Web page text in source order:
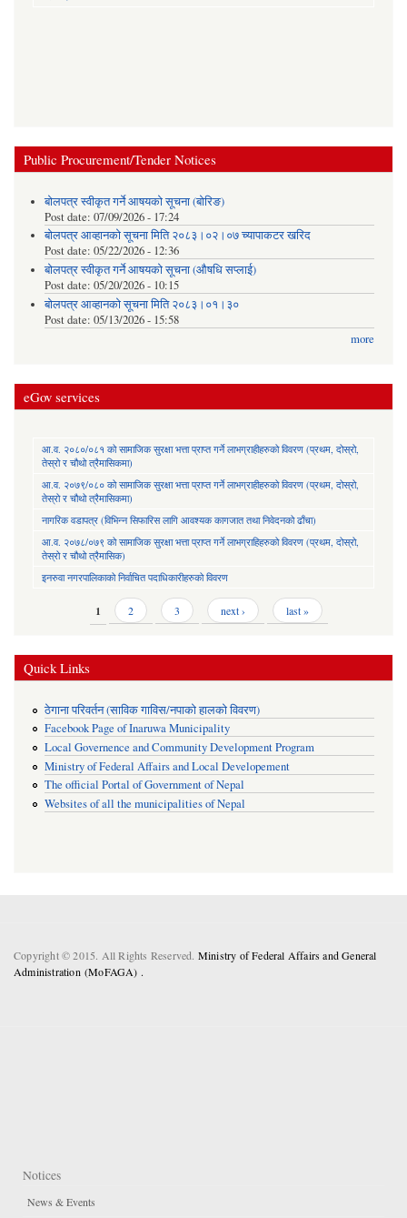
Public Procurement/Tender Notices
बोलपत्र स्वीकृत गर्ने आषयको सूचना (बोरिङ)
Post date: 07/09/2026 - 17:24
बोलपत्र आव्हानको सूचना मिति २०८३।०२।०७ च्यापाकटर खरिद
Post date: 05/22/2026 - 12:36
बोलपत्र स्वीकृत गर्ने आषयको सूचना (औषधि सप्लाई)
Post date: 05/20/2026 - 10:15
बोलपत्र आव्हानको सूचना मिति २०८३।०१।३०
Post date: 05/13/2026 - 15:58
more
eGov services
आ.व. २०८०/०८१ को सामाजिक सुरक्षा भत्ता प्राप्त गर्ने लाभग्राहीहरुको विवरण (प्रथम, दोस्रो,
तेस्रो र चौथो त्रैमासिकमा)
आ.व. २०७९/०८० को सामाजिक सुरक्षा भत्ता प्राप्त गर्ने लाभग्राहीहरुको विवरण (प्रथम, दोस्रो,
तेस्रो र चौथो त्रैमासिकमा)
नागरिक वडापत्र (विभिन्न सिफारिस लागि आवश्यक कागजात तथा निवेदनको ढाँचा)
आ.व. २०७८/०७९ को सामाजिक सुरक्षा भत्ता प्राप्त गर्ने लाभग्राहिहरुको विवरण (प्रथम, दोस्रो,
तेस्रो र चौथो त्रैमासिक)
इनरुवा नगरपालिकाको निर्वाचित पदाधिकारीहरुको विवरण
1 2 3 next › last »
Quick Links
ठेगाना परिवर्तन (साविक गाविस/नपाको हालको विवरण)
Facebook Page of Inaruwa Municipality
Local Governence and Community Development Program
Ministry of Federal Affairs and Local Developement
The official Portal of Government of Nepal
Websites of all the municipalities of Nepal
Copyright © 2015. All Rights Reserved. Ministry of Federal Affairs and General
Administration (MoFAGA) .
Notices
News & Events